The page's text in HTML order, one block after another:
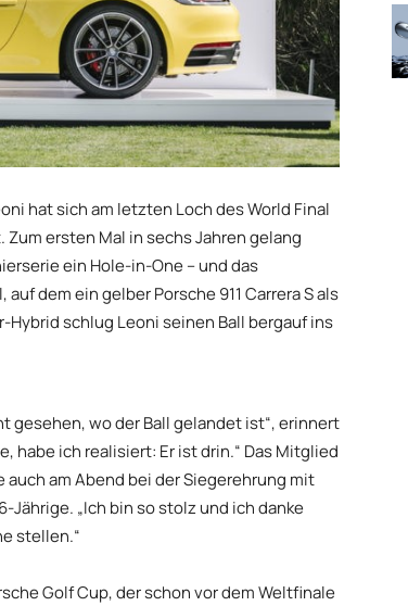
hat sich am letzten Loch des World Final
ersten Mal in sechs Jahren gelang
ein Hole-in-One – und das
dem ein gelber Porsche 911 Carrera S als
schlug Leoni seinen Ball bergauf ins
gesehen, wo der Ball gelandet ist“, erinnert
habe ich realisiert: Er ist drin.“ Das Mitglied
am Abend bei der Siegerehrung mit
Jährige. „Ich bin so stolz und ich danke
stellen.“
Golf Cup, der schon vor dem Weltfinale